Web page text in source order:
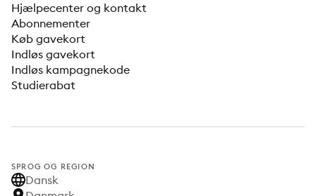
Hjælpecenter og kontakt
Abonnementer
Køb gavekort
Indløs gavekort
Indløs kampagnekode
Studierabat
SPROG OG REGION
Dansk